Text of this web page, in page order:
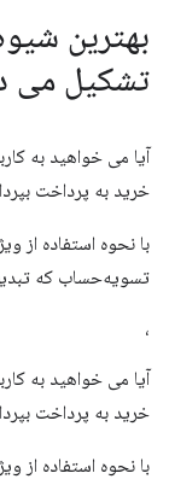
بهترین
تشکیل می
آیا می خواهید به
خرید به پرداخت
با نحوه استفاده از
تسویه‌حساب که
،
آیا می خواهید به
خرید به پرداخت
با نحوه استفاده از